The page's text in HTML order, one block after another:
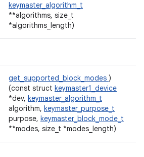
keymaster_algorithm_t
**algorithms, size_t
*algorithms_length)
get_supported_block_modes )
(const struct keymaster1_device
*dev, keymaster_algorithm_t
algorithm, keymaster_purpose_t
purpose, keymaster_block_mode_t
**modes, size_t *modes_length)